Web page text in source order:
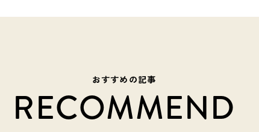
おすすめの記事
RECOMMEND